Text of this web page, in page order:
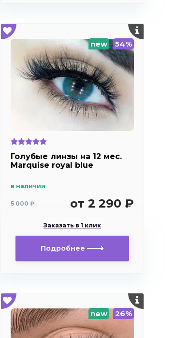
new 54%
Голубые линзы на 12 мес.
Marquise royal blue
в наличии
5 000 ₽ от 2 290 ₽
Заказать в 1 клик
Подробнее
new 26%